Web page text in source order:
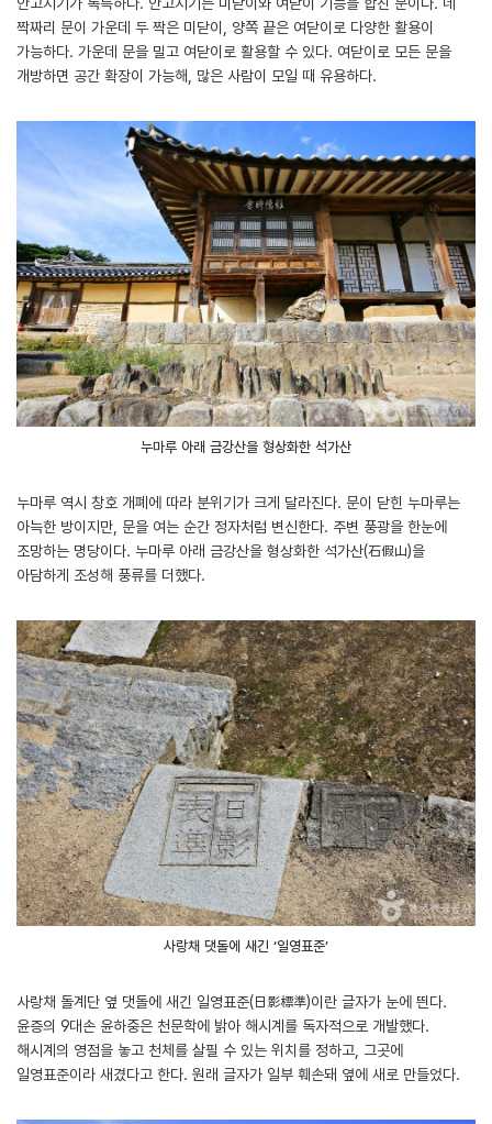
짝짜리 문이 가운데 두 짝은 미닫이, 양쪽 끝은 여닫이로 다양한 활용이
가능하다. 가운데 문을 밀고 여닫이로 활용할 수 있다. 여닫이로 모든 문을
개방하면 공간 확장이 가능해, 많은 사람이 모일 때 유용하다.
누마루 아래 금강산을 형상화한 석가산
누마루 역시 창호 개폐에 따라 분위기가 크게 달라진다. 문이 닫힌 누마루는
아늑한 방이지만, 문을 여는 순간 정자처럼 변신한다. 주변 풍광을 한눈에
조망하는 명당이다. 누마루 아래 금강산을 형상화한 석가산(石假山)을
아담하게 조성해 풍류를 더했다.
사랑채 댓돌에 새긴 ‘일영표준’
사랑채 돌계단 옆 댓돌에 새긴 일영표준(日影標準)이란 글자가 눈에 띈다.
윤증의 9대손 윤하중은 천문학에 밝아 해시계를 독자적으로 개발했다.
해시계의 영점을 놓고 천체를 살필 수 있는 위치를 정하고, 그곳에
일영표준이라 새겼다고 한다. 원래 글자가 일부 훼손돼 옆에 새로 만들었다.